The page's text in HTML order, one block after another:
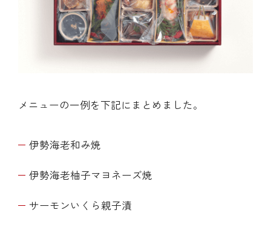
メニューの一例を下記にまとめました。
伊勢海老和み焼
伊勢海老柚子マヨネーズ焼
サーモンいくら親子漬